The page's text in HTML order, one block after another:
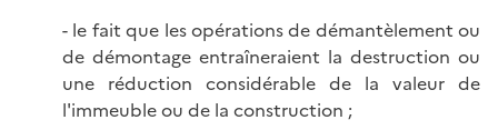
- le fait que les opérations de démantèlement ou
de démontage entraîneraient la destruction ou
une réduction considérable de la valeur de
l'immeuble ou de la construction ;